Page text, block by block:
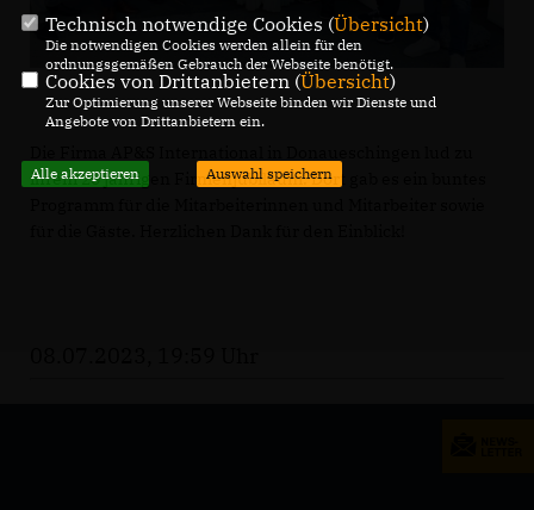
ihrem 20 jährigen Firmenjubiläum. Dort gab es ein buntes
Technisch notwendige Cookies (Übersicht)
Die notwendigen Cookies werden allein für den
ordnungsgemäßen Gebrauch der Webseite benötigt.
Cookies von Drittanbietern (Übersicht)
Zur Optimierung unserer Webseite binden wir Dienste und
Angebote von Drittanbietern ein.
Alle akzeptieren Auswahl speichern